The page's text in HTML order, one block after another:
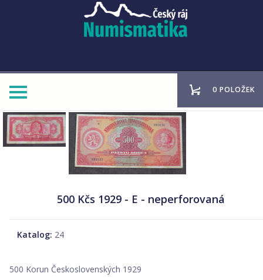
0 POLOŽEK
500 Kčs 1929 - E - neperforovaná
Katalog: 24
500 Korun Československých 1929